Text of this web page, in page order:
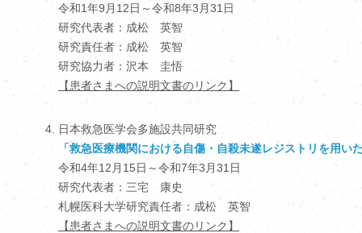
令和1年9月12日～令和8年3月31日
研究代表者：成松 英智
研究責任者：成松 英智
研究協力者：沢本 圭悟
【患者さまへの説明文書のリンク】
日本救急医学会多施設共同研究
「救急医療機関における自傷・自殺未遂レジストリを用い
令和4年12月15日～令和7年3月31日
研究代表者：三宅 康史
札幌医科大学研究責任者：成松 英智
【患者さまへの説明文書のリンク】